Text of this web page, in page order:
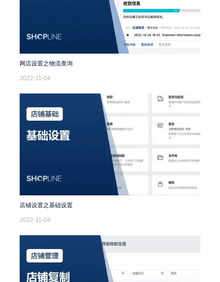
网店设置之物流查询
2022-11-04
店铺设置之基础设置
2022-11-04